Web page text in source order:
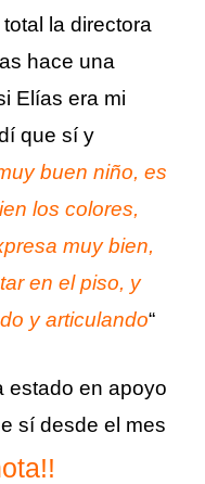
la directora
hace una
Elías era mi
que sí y
buen niño, es
los colores,
muy bien,
en el piso, y
y articulando“
estado en apoyo
sí desde el mes